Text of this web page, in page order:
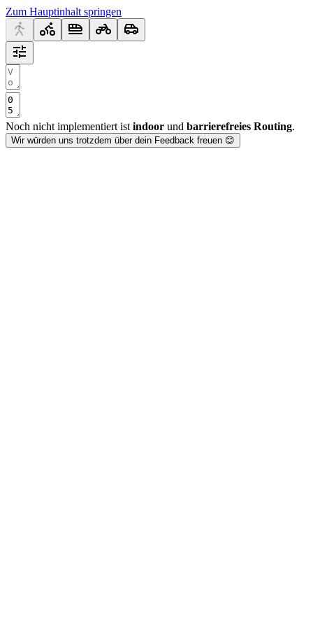
Zum Hauptinhalt springen
Noch nicht implementiert ist indoor und barrierefreies Routing.
Wir würden uns trotzdem über dein Feedback freuen 😊